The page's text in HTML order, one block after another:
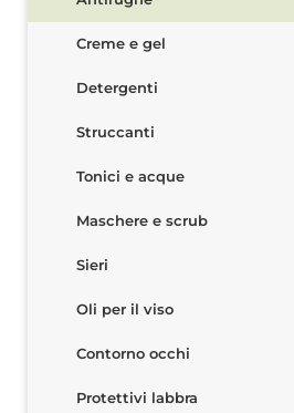
Creme e gel
Detergenti
Struccanti
Tonici e acque
Maschere e scrub
Sieri
Oli per il viso
Contorno occhi
Protettivi labbra